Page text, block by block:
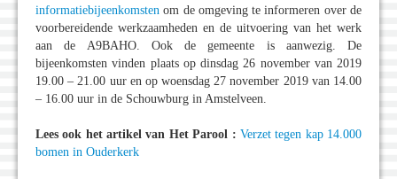
informatiebijeenkomsten om de omgeving te informeren over de
voorbereidende werkzaamheden en de uitvoering van het werk
aan de A9BAHO. Ook de gemeente is aanwezig. De
bijeenkomsten vinden plaats op dinsdag 26 november van 2019
19.00 – 21.00 uur en op woensdag 27 november 2019 van 14.00
– 16.00 uur in de Schouwburg in Amstelveen.
Lees ook het artikel van Het Parool : Verzet tegen kap 14.000
bomen in Ouderkerk